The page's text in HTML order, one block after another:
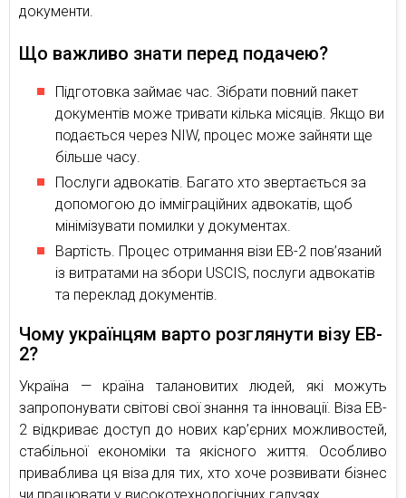
документи.
Що важливо знати перед подачею?
Підготовка займає час. Зібрати повний пакет
документів може тривати кілька місяців. Якщо ви
подається через NIW, процес може зайняти ще
більше часу.
Послуги адвокатів. Багато хто звертається за
допомогою до імміграційних адвокатів, щоб
мінімізувати помилки у документах.
Вартість. Процес отримання візи EB-2 пов’язаний
із витратами на збори USCIS, послуги адвокатів
та переклад документів.
Чому українцям варто розглянути візу EB-
2?
Україна — країна талановитих людей, які можуть
запропонувати світові свої знання та інновації. Віза EB-
2 відкриває доступ до нових кар’єрних можливостей,
стабільної економіки та якісного життя. Особливо
приваблива ця віза для тих, хто хоче розвивати бізнес